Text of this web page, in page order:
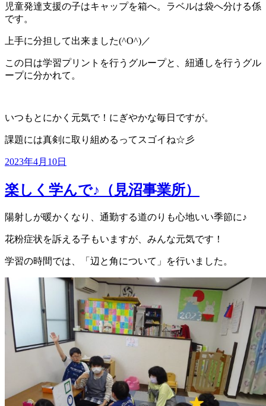
児童発達支援の子はキャップを箱へ。ラベルは袋へ分ける係
です。
上手に分担して出来ました(^O^)／
この日は学習プリントを行うグループと、紐通しを行うグル
ープに分かれて。
いつもとにかく元気で！にぎやかな毎日ですが。
課題には真剣に取り組めるってスゴイね☆彡
投
日:
2023年4月10日
楽しく学んで♪（見沼事業所）
陽射しが暖かくなり、通勤する道のりも心地いい季節に♪
花粉症状を訴える子もいますが、みんな元気です！
学習の時間では、「辺と角について」を行いました。